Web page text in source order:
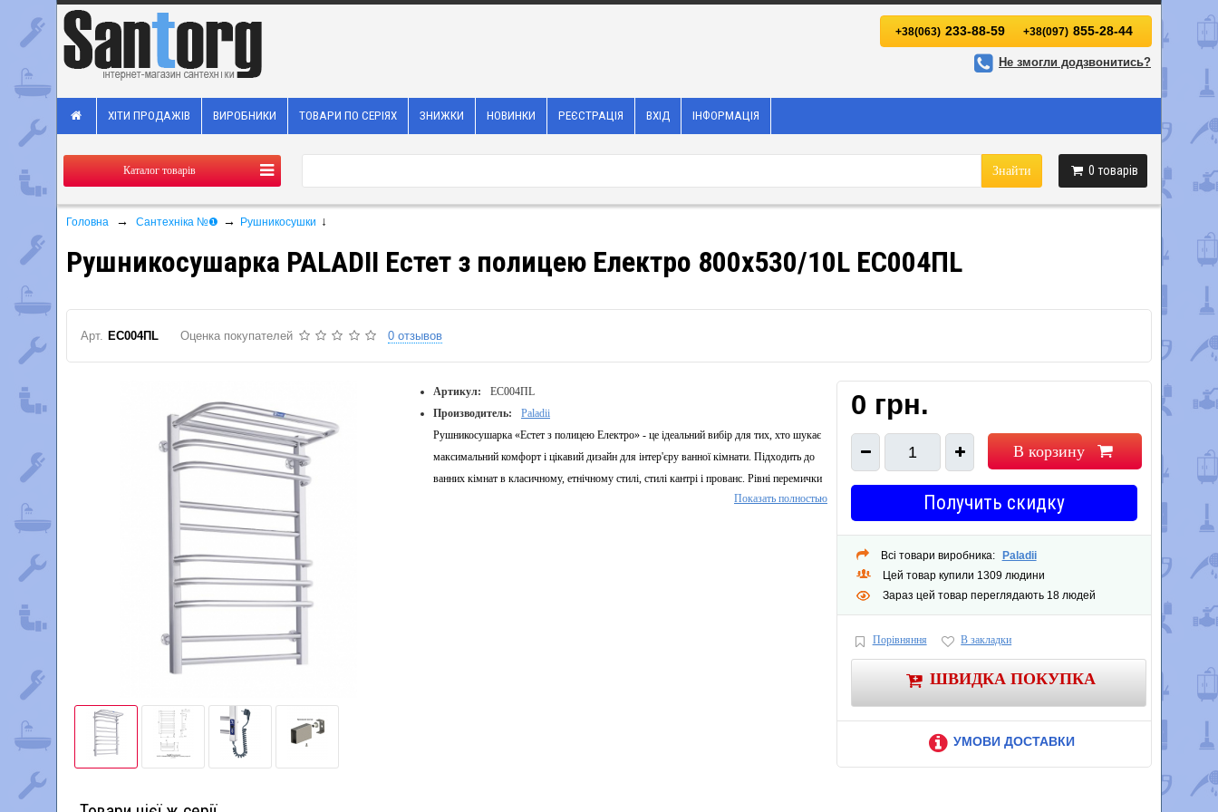
+38(063) 233-88-59 +38(097) 855-28-44
Не змогли додзвонитись?
ХІТИ ПРОДАЖІВ ВИРОБНИКИ ТОВАРИ ПО СЕРІЯХ ЗНИЖКИ НОВИНКИ РЕЄСТРАЦІЯ ВХІД ІНФОРМАЦІЯ
Каталог товарів 0 товарів
Знайти
Головна → Сантехніка №❶ → Рушникосушки ↓
Рушникосушарка PALADII Естет з полицею Електро 800х530/10L ЕС004ПL
Арт. ЕС004ПL Оценка покупателей 0 отзывов
Артикул:
ЕС004ПL
Производитель:
Paladii
Рушникосушарка «Естет з полицею Електро» - це ідеальний вибір для тих, хто шукає
максимальний комфорт і цікавий дизайн для інтер'єру ванної кімнати. Підходить до
ванних кімнат в класичному, етнічному стилі, стилі кантрі і прованс. Рівні перемички
в комбінованому порядку чергуються з дугоподібними, що має велике практичне
Показать полностью
0 грн.
1 В корзину
Получить скидку
Всі товари виробника:
Paladii
Цей товар купили 1309 людини
Зараз цей товар переглядають 18 людей
Порівняння В закладки
ШВИДКА ПОКУПКА
УМОВИ ДОСТАВКИ